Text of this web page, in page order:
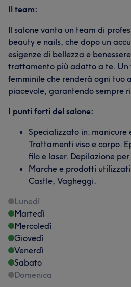
Il team:
Il salone vanta un team di
beauty e nails, che dopo un
esigenze di bellezza e
trattamento più adatto a te. Un
femminile che renderà ogni tuo
piacevole, garantendo sempre
I punti forti del salone:
Specializzato in: manicure
Trattamenti viso e corpo.
filo e laser. Depilazione
Marche e prodotti
Castle, Vagheggi.
Lunedì
Martedì
Mercoledì
Giovedì
Venerdì
Sabato
Domenica